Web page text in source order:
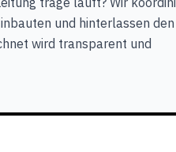
und hinterlassen den
wird transparent und